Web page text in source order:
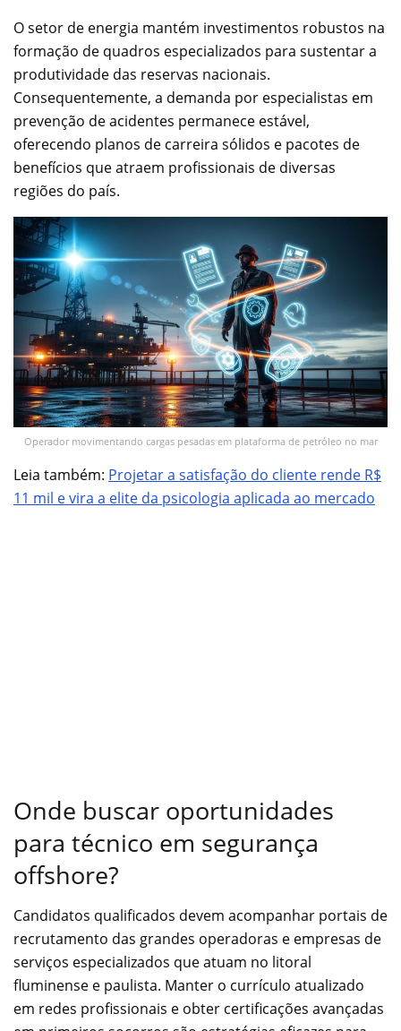
O setor de energia mantém investimentos robustos na
formação de quadros especializados para sustentar a
produtividade das reservas nacionais.
Consequentemente, a demanda por especialistas em
prevenção de acidentes permanece estável,
oferecendo planos de carreira sólidos e pacotes de
benefícios que atraem profissionais de diversas
regiões do país.
Operador movimentando cargas pesadas em plataforma de petróleo no mar
Leia também: Projetar a satisfação do cliente rende R$
11 mil e vira a elite da psicologia aplicada ao mercado
Onde buscar oportunidades
para técnico em segurança
offshore?
Candidatos qualificados devem acompanhar portais de
recrutamento das grandes operadoras e empresas de
serviços especializados que atuam no litoral
fluminense e paulista. Manter o currículo atualizado
em redes profissionais e obter certificações avançadas